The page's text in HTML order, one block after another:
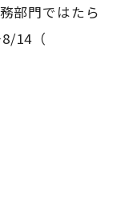
部門ではたら
14（